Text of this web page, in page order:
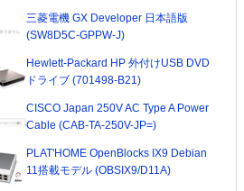
三菱電機 GX Developer 日本語版
(SW8D5C-GPPW-J)
Hewlett-Packard HP 外付けUSB DVD
ドライブ (701498-B21)
CISCO Japan 250V AC Type A Power
Cable (CAB-TA-250V-JP=)
PLAT'HOME OpenBlocks IX9 Debian
11搭載モデル (OBSIX9/D11A)